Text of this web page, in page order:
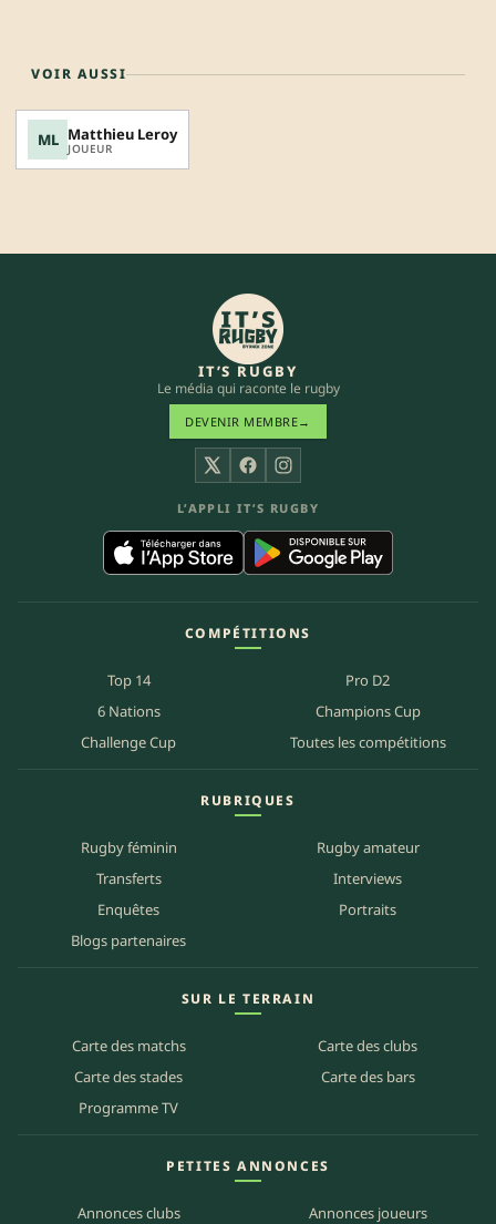
VOIR AUSSI
ML Matthieu Leroy
JOUEUR
IT’S RUGBY
Le média qui raconte le rugby
DEVENIR MEMBRE→
X FacebookInstagram
L’APPLI IT’S RUGBY
COMPÉTITIONS
Top 14
Pro D2
6 Nations
Champions Cup
Challenge Cup
Toutes les compétitions
RUBRIQUES
Rugby féminin
Rugby amateur
Transferts
Interviews
Enquêtes
Portraits
Blogs partenaires
SUR LE TERRAIN
Carte des matchs
Carte des clubs
Carte des stades
Carte des bars
Programme TV
PETITES ANNONCES
Annonces clubs Annonces joueurs